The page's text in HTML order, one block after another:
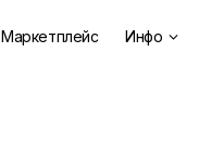
Маркетплейс Инфо 